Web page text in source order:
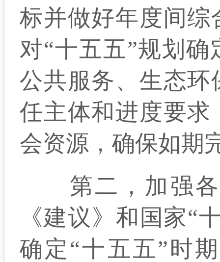
标并做好年度间
对“十五五”规划
公共服务、生态
任主体和进度要
会资源，确保如期
第二，加强各
《建议》和国家“
确定“十五五”时